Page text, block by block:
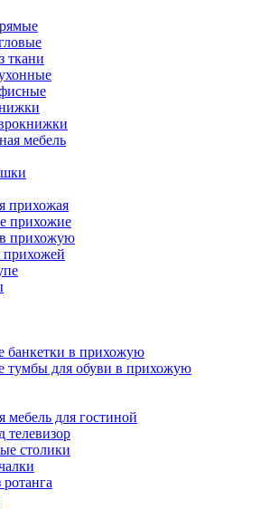
ткани
мебель
прихожая
прихожие
прихожую
прихожей
банкетки в прихожую
тумбы для обуви в прихожую
мебель для гостиной
телевизор
столики